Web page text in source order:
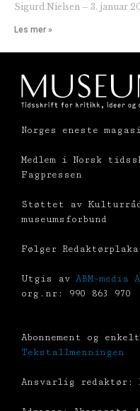
Sigurd Nielsen 3. januar
Les mer »
Norges eneste
Medlem i Norsk
Fagpressen
Støttet av
museumsforbund
Følger
Utgis av ABM-media
org.nr: 990 863 970
Abonnement og
Tekstallmenningen
Ansvarlig redaktør: